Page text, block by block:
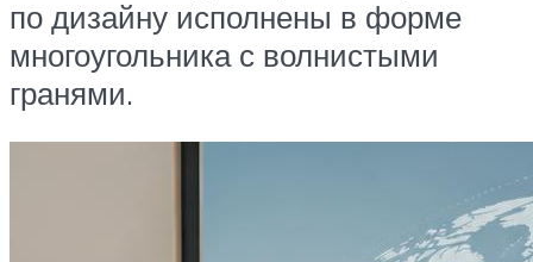
по дизайну исполнены в форме
многоугольника с волнистыми
гранями.